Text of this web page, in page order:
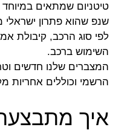
טיטניום שמתאים
שנפ שהוא פתרון
לפי סוג הרכב, קיבולת
השימוש ברכב.
המצברים שלנו חדשים
הרשמי וכוללים אחריות
איך